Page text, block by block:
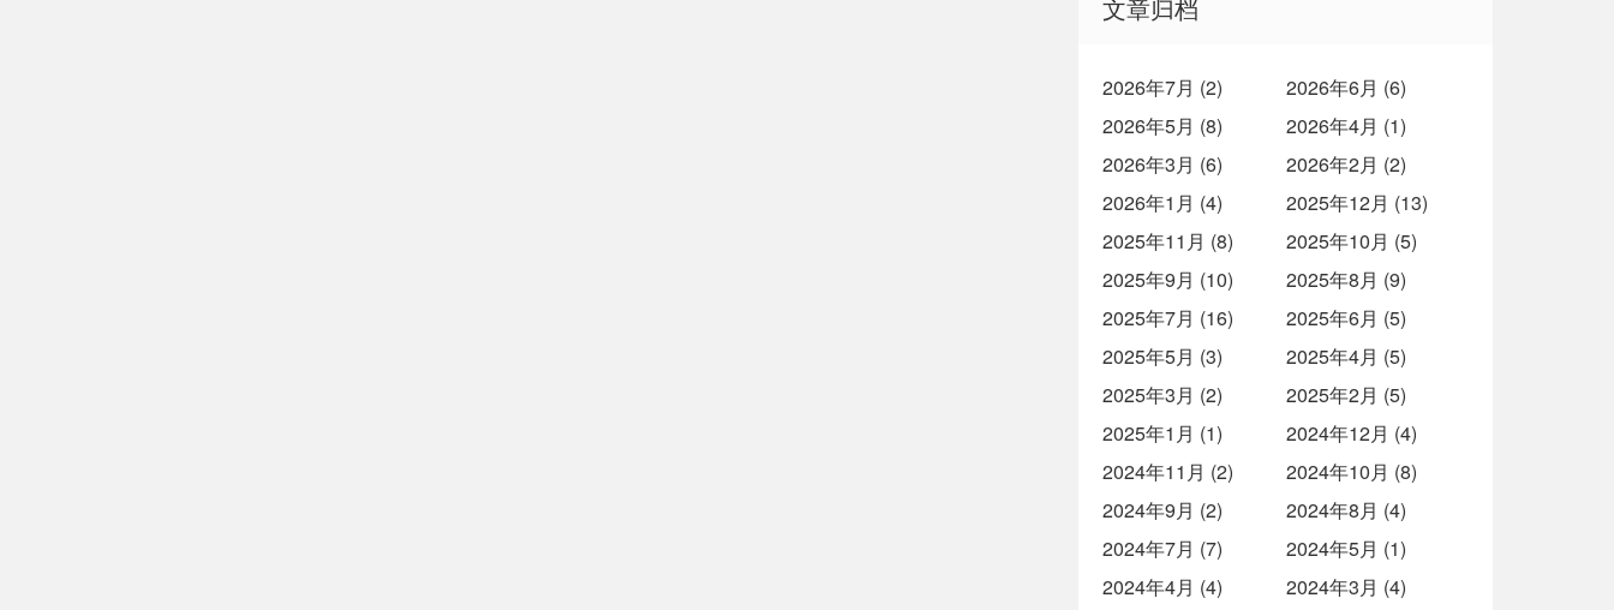
文章归档
2026年7月 (2)
2026年6月 (6)
2026年5月 (8)
2026年4月 (1)
2026年3月 (6)
2026年2月 (2)
2026年1月 (4)
2025年12月 (13)
2025年11月 (8)
2025年10月 (5)
2025年9月 (10)
2025年8月 (9)
2025年7月 (16)
2025年6月 (5)
2025年5月 (3)
2025年4月 (5)
2025年3月 (2)
2025年2月 (5)
2025年1月 (1)
2024年12月 (4)
2024年11月 (2)
2024年10月 (8)
2024年9月 (2)
2024年8月 (4)
2024年7月 (7)
2024年5月 (1)
2024年4月 (4)
2024年3月 (4)